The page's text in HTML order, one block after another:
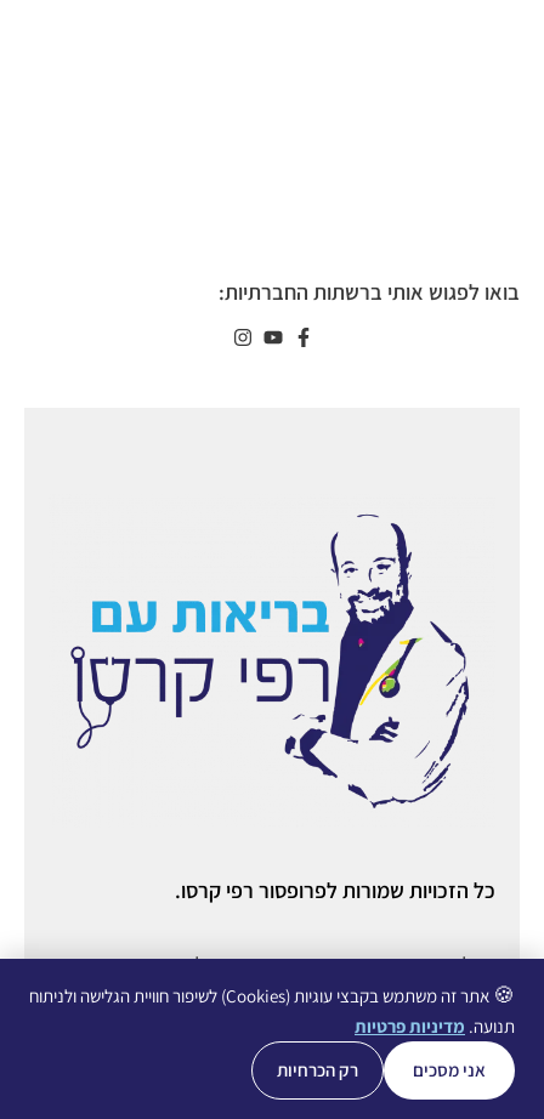
כל הזכויות שמורות לפרופסור רפי קרסו.
ניהול ואחסון אתר:יניב מורוזובסקי○ ניהול תוכן ורשתות
חברתיות:עופרי גליכמן ○הצהרת נגישות○מדיניות פרטיות
בואו לפגוש אותי ברשתות החברתיות:
🍪
אתר זה משתמש בקבצי עוגיות (Cookies) לשיפור חוויית הגלישה ולניתוח
תנועה. מדיניות פרטיות
אני מסכים
רק הכרחיות